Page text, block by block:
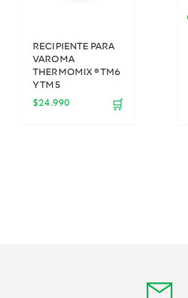
RECIPIENTE PARA
VAROMA
THERMOMIX ® TM6
Y TM5
$24.990 🛒